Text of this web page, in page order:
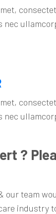
?
our team
industry